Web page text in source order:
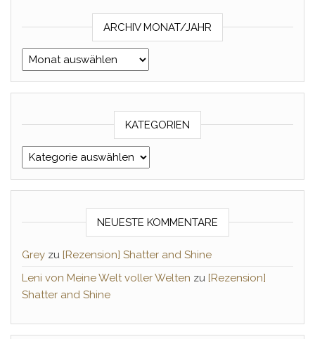
ARCHIV MONAT/JAHR
Archiv Monat/Jahr
KATEGORIEN
Kategorien
NEUESTE KOMMENTARE
Grey zu [Rezension] Shatter and Shine
Leni von Meine Welt voller Welten zu [Rezension]
Shatter and Shine